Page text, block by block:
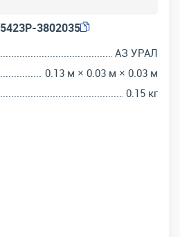
5423Р-3802035
АЗ УРАЛ
0.13 м × 0.03 м × 0.03 м
0.15 кг